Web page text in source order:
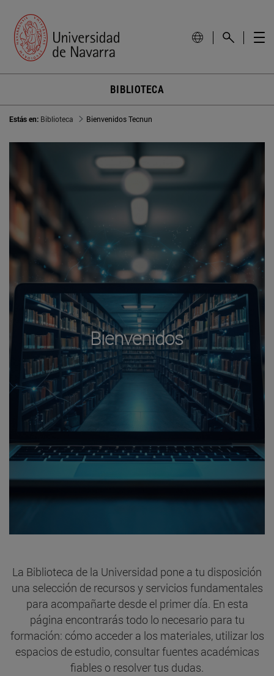
BIBLIOTECA
Estás en: Biblioteca Bienvenidos Tecnun
Bienvenidos
La Biblioteca de la Universidad pone a tu disposición
una selección de recursos y servicios fundamentales
para acompañarte desde el primer día. En esta
página encontrarás todo lo necesario para tu
formación: cómo acceder a los materiales, utilizar los
espacios de estudio, consultar fuentes académicas
fiables o resolver tus dudas.